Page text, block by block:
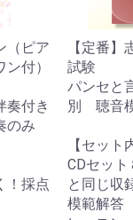
（ピア
付）
奏付き
のみ
！採点
【定番
試験
パンセと
別 聴音
【セット
CDセッ
と同じ収
模範解答
お買い物を続ける